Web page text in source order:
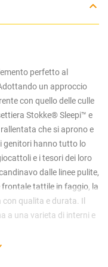
perfetto al
un approccio
con quello delle culle
Stokke® Sleepi™ e
che si aprono e
genitori hanno tutto lo
e i tesori dei loro
dalle linee pulite,
frontale tattile in faggio, la
qualita e durata. Il
a una varieta di interni e